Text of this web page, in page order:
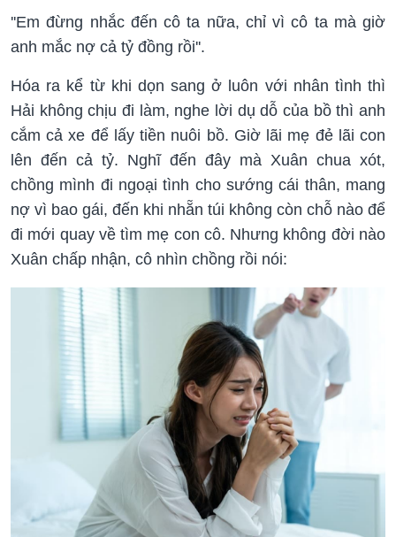
''Em đừng nhắc đến cô ta nữa, chỉ vì cô ta mà giờ
anh mắc nợ cả tỷ đồng rồi''.
Hóa ra kể từ khi dọn sang ở luôn với nhân tình thì
Hải không chịu đi làm, nghe lời dụ dỗ của bồ thì anh
cắm cả xe để lấy tiền nuôi bồ. Giờ lãi mẹ đẻ lãi con
lên đến cả tỷ. Nghĩ đến đây mà Xuân chua xót,
chồng mình đi ngoại tình cho sướng cái thân, mang
nợ vì bao gái, đến khi nhẵn túi không còn chỗ nào để
đi mới quay về tìm mẹ con cô. Nhưng không đời nào
Xuân chấp nhận, cô nhìn chồng rồi nói: